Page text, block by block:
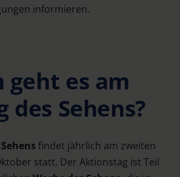
informieren.
geht es am
des Sehens?
findet jährlich am zweiten
statt. Der Aktionstag ist Teil